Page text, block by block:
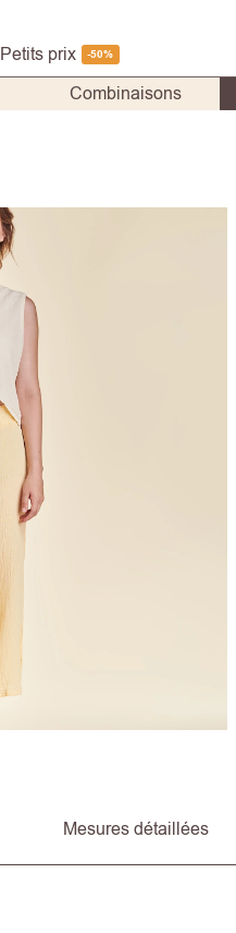
Petits prix -50%
Combinaisons
Mesures détaillées